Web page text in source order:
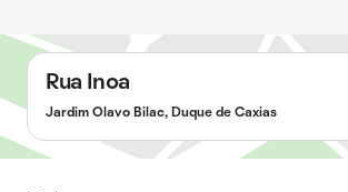
Rua Inoa
Jardim Olavo Bilac, Duque de Caxias